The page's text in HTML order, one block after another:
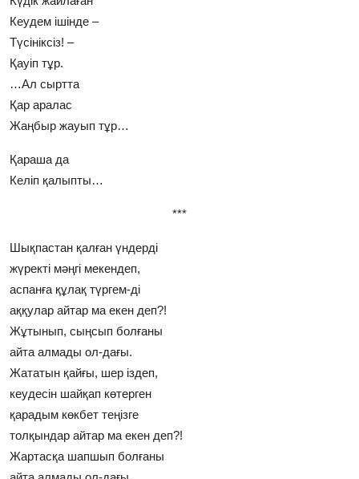
Кеудем ішінде –
Түсініксіз! –
Қауіп тұр.
…Ал сыртта
Қар аралас
Жаңбыр жауып тұр…
Қараша да
Келіп қалыпты…
***
Шықпастан қалған үндердi
жүректi мәңгi мекендеп,
аспанға құлақ түргем-дi
аққулар айтар ма екен деп?!
Жұтынып, сыңсып болғаны
айта алмады ол-дағы.
Жататын қайғы, шер iздеп,
кеудесiн шайқап көтерген
қарадым көкбет теңiзге
толқындар айтар ма екен деп?!
Жартасқа шапшып болғаны